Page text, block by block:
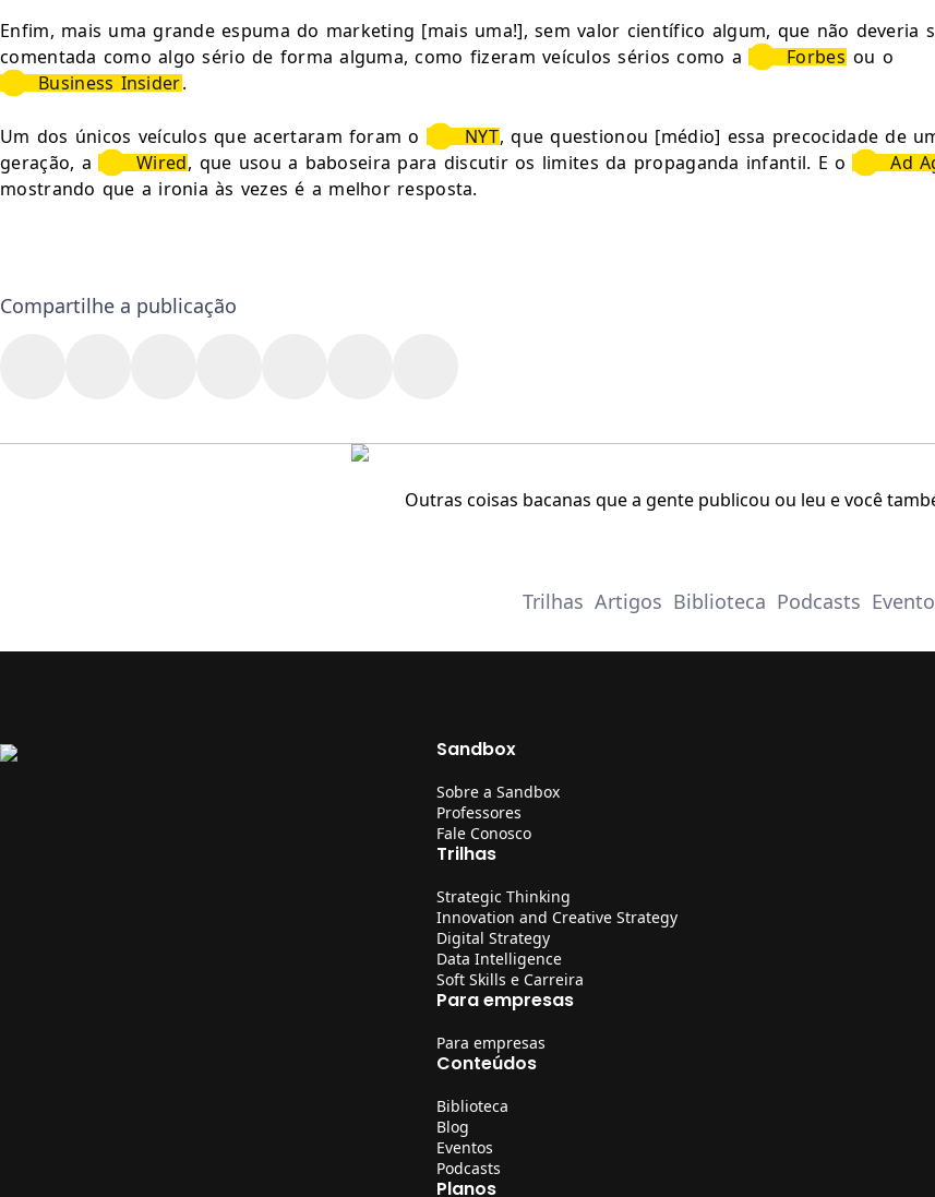
Enfim, mais uma grande espuma do marketing [mais uma!], sem valor científico algum, que não deveria
comentada como algo sério de forma alguma, como fizeram veículos sérios como a
Forbes ou o
Business Insider.
Um dos únicos veículos que acertaram foram o NYT, que questionou [médio] essa precocidade de
geração, a
Wired, que usou a baboseira para discutir os limites da propaganda infantil. E o Ad
mostrando que a ironia às vezes é a melhor resposta.
Compartilhe a publicação
Outras coisas bacanas que a gente publicou ou leu e você
Trilhas Artigos Biblioteca Podcasts
Sandbox
Sobre a Sandbox
Professores
Fale Conosco
Trilhas
Strategic Thinking
Innovation and Creative Strategy
Digital Strategy
Data Intelligence
Soft Skills e Carreira
Para empresas
Para empresas
Conteúdos
Biblioteca
Blog
Eventos
Podcasts
Planos